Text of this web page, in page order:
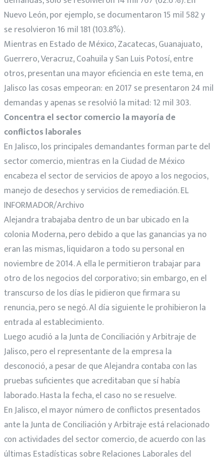
Nuevo León, por ejemplo, se documentaron 15 mil 582 y
se resolvieron 16 mil 181 (103.8%).
Mientras en Estado de México, Zacatecas, Guanajuato,
Guerrero, Veracruz, Coahuila y San Luis Potosí, entre
otros, presentan una mayor eficiencia en este tema, en
Jalisco las cosas empeoran: en 2017 se presentaron 24 mil
demandas y apenas se resolvió la mitad: 12 mil 303.
Concentra el sector comercio la mayoría de
conflictos laborales
En Jalisco, los principales demandantes forman parte del
sector comercio, mientras en la Ciudad de México
encabeza el sector de servicios de apoyo a los negocios,
manejo de desechos y servicios de remediación. EL
INFORMADOR/Archivo
Alejandra trabajaba dentro de un bar ubicado en la
colonia Moderna, pero debido a que las ganancias ya no
eran las mismas, liquidaron a todo su personal en
noviembre de 2014. A ella le permitieron trabajar para
otro de los negocios del corporativo; sin embargo, en el
transcurso de los días le pidieron que firmara su
renuncia, pero se negó. Al día siguiente le prohibieron la
entrada al establecimiento.
Luego acudió a la Junta de Conciliación y Arbitraje de
Jalisco, pero el representante de la empresa la
desconoció, a pesar de que Alejandra contaba con las
pruebas suficientes que acreditaban que sí había
laborado. Hasta la fecha, el caso no se resuelve.
En Jalisco, el mayor número de conflictos presentados
ante la Junta de Conciliación y Arbitraje está relacionado
con actividades del sector comercio, de acuerdo con las
últimas Estadísticas sobre Relaciones Laborales del